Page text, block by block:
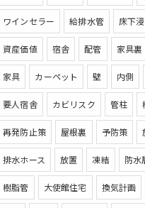
ワインセラー 給排水管 床下
資産価値 宿舎 配管 家具裏
家具 カーペット 壁 内側
要人宿舎 カビリスク 管柱
再発防止策 屋根裏 予防策
排水ホース 放置 凍結 防水
樹脂管 大使館住宅 換気計画